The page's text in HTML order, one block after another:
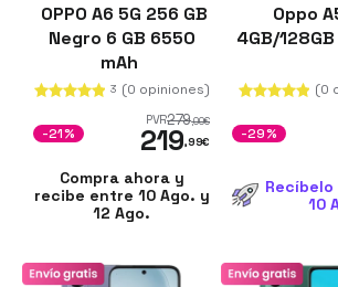
OPPO A6 5G 256 GB
Negro 6 GB 6550
mAh
3 (0 opiniones)
PVR279,00€
219,99€
-21%
Compra ahora y
recibe entre 10 Ago. y
12 Ago.
Oppo
4GB/
(0
-29%
Recíbelo
10